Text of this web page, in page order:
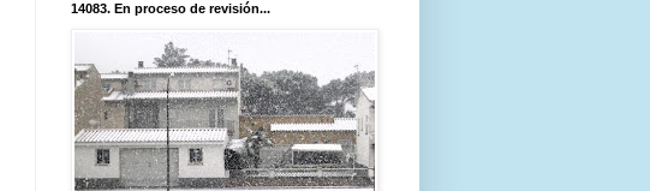
14083. En proceso de revisión...